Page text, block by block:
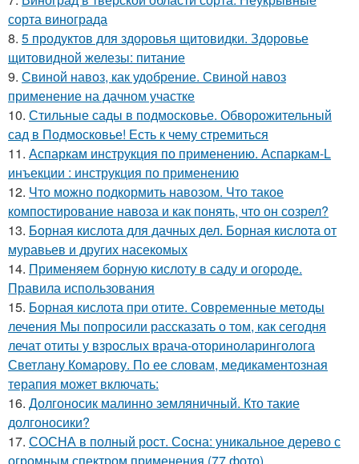
сорта винограда
8. 5 продуктов для здоровья щитовидки. Здоровье
щитовидной железы: питание
9. Свиной навоз, как удобрение. Свиной навоз
применение на дачном участке
10. Стильные сады в подмосковье. Обворожительный
сад в Подмосковье! Есть к чему стремиться
11. Аспаркам инструкция по применению. Аспаркам-L
инъекции : инструкция по применению
12. Что можно подкормить навозом. Что такое
компостирование навоза и как понять, что он созрел?
13. Борная кислота для дачных дел. Борная кислота от
муравьев и других насекомых
14. Применяем борную кислоту в саду и огороде.
Правила использования
15. Борная кислота при отите. Современные методы
лечения Мы попросили рассказать о том, как сегодня
лечат отиты у взрослых врача-оториноларинголога
Светлану Комарову. По ее словам, медикаментозная
терапия может включать:
16. Долгоносик малинно земляничный. Кто такие
долгоносики?
17. СОСНА в полный рост. Сосна: уникальное дерево с